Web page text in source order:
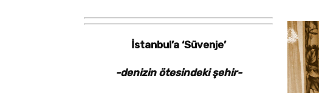
İstanbul’a ‘Süvenje’
-denizin ötesindeki şehir-